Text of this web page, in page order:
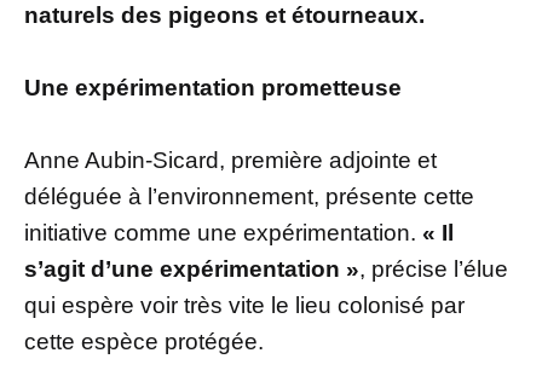
naturels des pigeons et étourneaux.
Une expérimentation prometteuse
Anne Aubin-Sicard, première adjointe et
déléguée à l’environnement, présente cette
initiative comme une expérimentation. « Il
s’agit d’une expérimentation », précise l’élue
qui espère voir très vite le lieu colonisé par
cette espèce protégée.